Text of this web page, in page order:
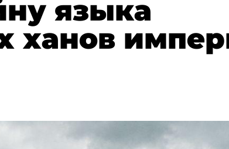
языка
ханов